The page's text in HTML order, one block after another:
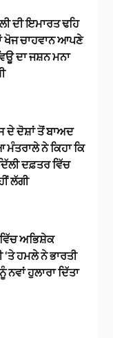
ਦੀ ਇਮਾਰਤ ਢਹਿ
ਖੋਜ ਚਾਹਵਾਨ ਆਪਣੇ
ਦਾ ਜਸ਼ਨ ਮਨਾ
ਦੇ ਦੋਸ਼ਾਂ ਤੋਂ ਬਾਅਦ
ਮੰਤਰਾਲੇ ਨੇ ਕਿਹਾ ਕਿ
ਦਫ਼ਤਰ ਵਿੱਚ
ਲੱਗੀ
ਅਭਿਸ਼ੇਕ
‘ਤੇ ਹਮਲੇ ਨੇ ਭਾਰਤੀ
ਨਵਾਂ ਹੁਲਾਰਾ ਦਿੱਤਾ